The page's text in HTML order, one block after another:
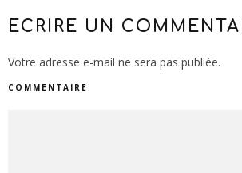
ECRIRE UN
Votre adresse e-mail ne sera pas publiée.
COMMENTAIRE